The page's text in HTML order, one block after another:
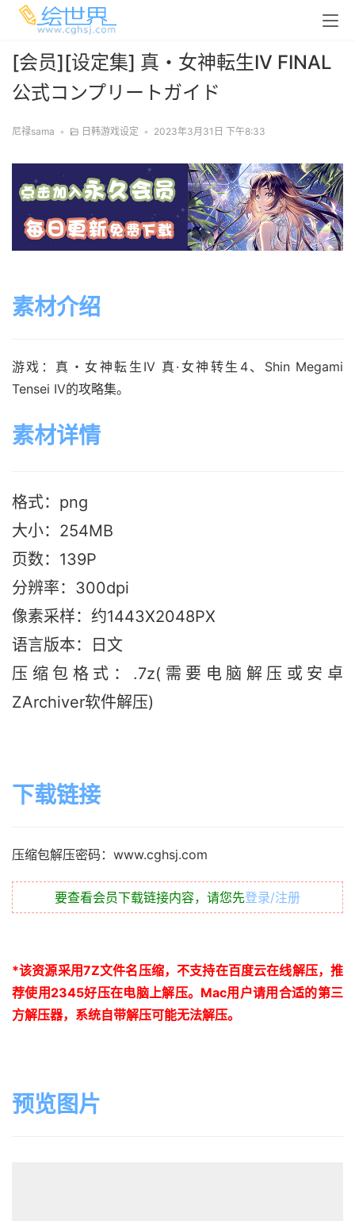
[会员][设定集] 真・女神転生IV FINAL
公式コンプリートガイド
尼禄sama • 日韩游戏设定 • 2023年3月31日 下午8:33
素材介绍
游戏：真・女神転生IV 真·女神转生4、Shin Megami
Tensei IV的攻略集。
素材详情
格式：png
大小：254MB
页数：139P
分辨率：300dpi
像素采样：约1443X2048PX
语言版本：日文
压缩包格式：.7z(需要电脑解压或安卓
ZArchiver软件解压)
下载链接
压缩包解压密码：www.cghsj.com
要查看会员下载链接内容，请您先登录/注册
*该资源采用7Z文件名压缩，不支持在百度云在线解压，推
荐使用2345好压在电脑上解压。 Mac用户请用合适的第三
方解压器，系统自带解压可能无法解压。
预览图片